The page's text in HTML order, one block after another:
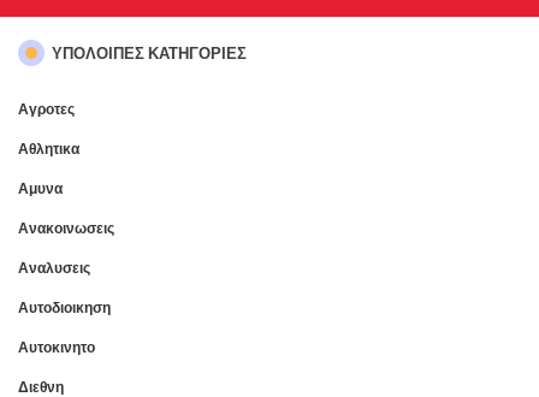
ΥΠΌΛΟΙΠΕΣ ΚΑΤΗΓΟΡΊΕΣ
Αγροτες
Αθλητικα
Αμυνα
Ανακοινωσεις
Αναλυσεις
Αυτοδιοικηση
Αυτοκινητο
Διεθνη